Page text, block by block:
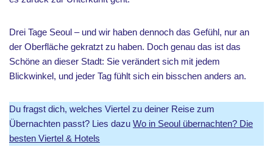
Drei Tage Seoul – und wir haben dennoch das Gefühl, nur an
der Oberfläche gekratzt zu haben. Doch genau das ist das
Schöne an dieser Stadt: Sie verändert sich mit jedem
Blickwinkel, und jeder Tag fühlt sich ein bisschen anders an.
Du fragst dich, welches Viertel zu deiner Reise zum
Übernachten passt? Lies dazu Wo in Seoul übernachten? Die
besten Viertel & Hotels